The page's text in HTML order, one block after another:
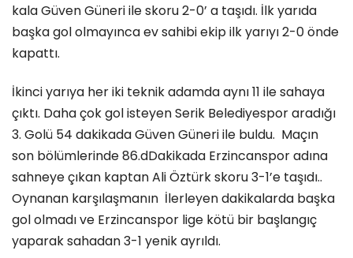
kala Güven Güneri ile skoru 2-0’ a taşıdı. İlk yarıda
başka gol olmayınca ev sahibi ekip ilk yarıyı 2-0 önde
kapattı.
İkinci yarıya her iki teknik adamda aynı 11 ile sahaya
çıktı. Daha çok gol isteyen Serik Belediyespor aradığı
3. Golü 54 dakikada Güven Güneri ile buldu. Maçın
son bölümlerinde 86.dDakikada Erzincanspor adına
sahneye çıkan kaptan Ali Öztürk skoru 3-1’e taşıdı..
Oynanan karşılaşmanın İlerleyen dakikalarda başka
gol olmadı ve Erzincanspor lige kötü bir başlangıç
yaparak sahadan 3-1 yenik ayrıldı.